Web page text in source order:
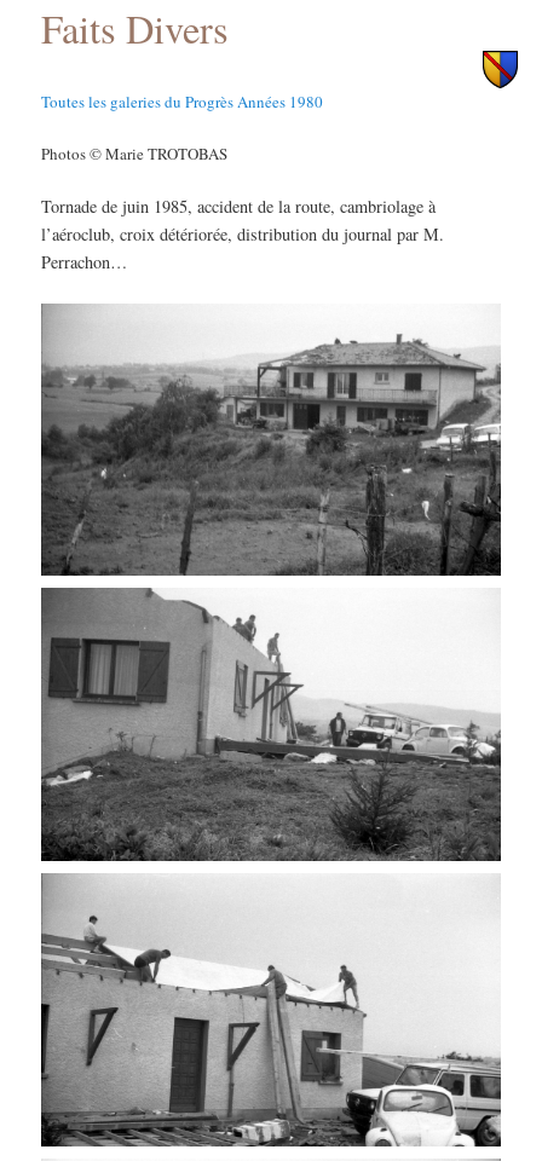
principal
secondaire
Faits Divers
Toutes les galeries du Progrès Années 1980
Photos © Marie TROTOBAS
Tornade de juin 1985, accident de la route, cambriolage à
l’aéroclub, croix détériorée, distribution du journal par M.
Perrachon…